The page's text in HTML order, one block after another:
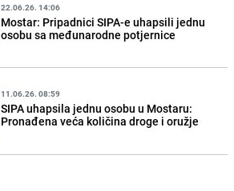
22.06.26. 14:06
Mostar: Pripadnici SIPA-e uhapsili jednu
osobu sa međunarodne potjernice
11.06.26. 08:59
SIPA uhapsila jednu osobu u Mostaru:
Pronađena veća količina droge i oružje